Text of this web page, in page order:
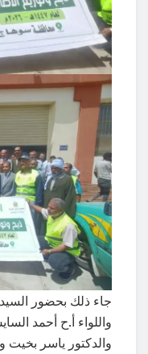
جاء ذلك بحضور
واللواء أ.ح أحمد
والدكتور ياسر بخيت